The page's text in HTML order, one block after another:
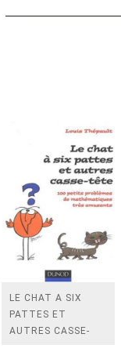
LE CHAT A SIX
PATTES ET
AUTRES CASSE-